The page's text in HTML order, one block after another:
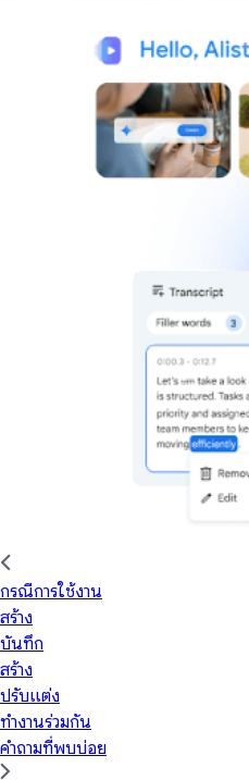
กรณีการใช้งาน
สร้าง
บันทึก
สร้าง
ปรับแต่ง
ทำงานร่วมกัน
คำถามที่พบบ่อย